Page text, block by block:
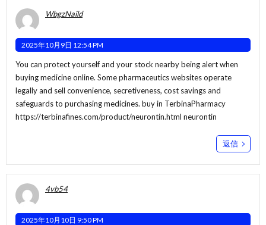
WbgzNaild
2025年10月9日 12:54 PM
You can protect yourself and your stock nearby being alert when
buying medicine online. Some pharmaceutics websites operate
legally and sell convenience, secretiveness, cost savings and
safeguards to purchasing medicines. buy in TerbinaPharmacy
https://terbinafines.com/product/neurontin.html neurontin
返信
4vb54
2025年10月10日 9:50 PM